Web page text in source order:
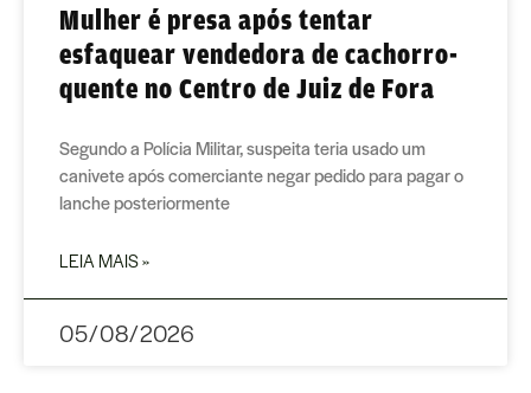
Mulher é presa após tentar
esfaquear vendedora de cachorro-
quente no Centro de Juiz de Fora
Segundo a Polícia Militar, suspeita teria usado um
canivete após comerciante negar pedido para pagar o
lanche posteriormente
LEIA MAIS »
05/08/2026